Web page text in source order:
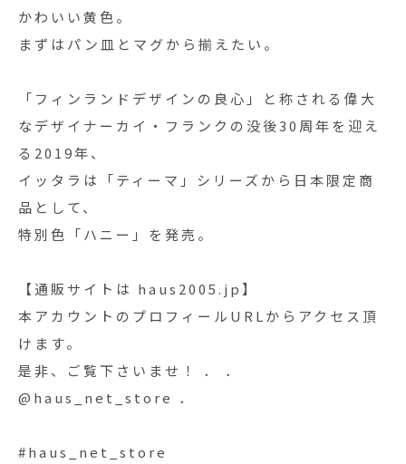
かわいい黄色。
まずはパン皿とマグから揃えたい。
「フィンランドデザインの良心」と称される偉大
なデザイナーカイ・フランクの没後30周年を迎え
る2019年、
イッタラは「ティーマ」シリーズから日本限定商
品として、
特別色「ハニー」を発売。
【通販サイトは haus2005.jp】
本アカウントのプロフィールURLからアクセス頂
けます。
是非、ご覧下さいませ！ ． ．
@haus_net_store ．
#haus_net_store